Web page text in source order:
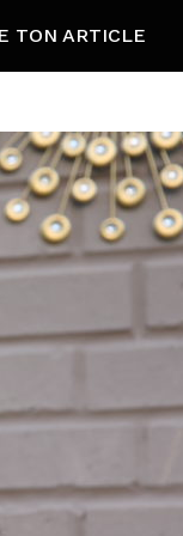
TON ARTICLE